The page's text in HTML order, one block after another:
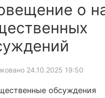
о
24.10.2025 19:50
обсуждения